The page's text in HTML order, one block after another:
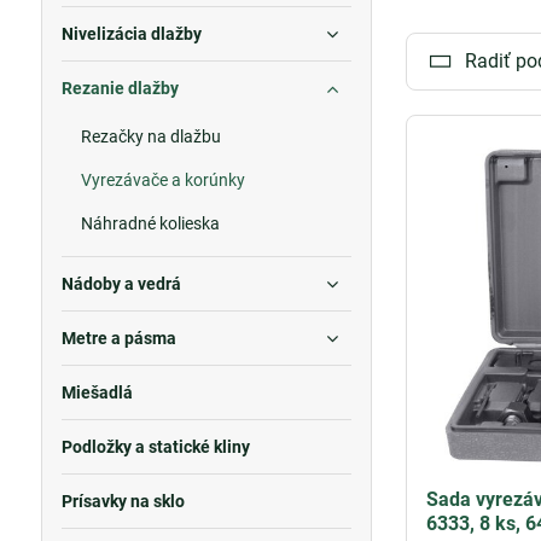
Okrem toho, v
prácach. Tieto
S našimi
ohľadu na to,
každom
Radiť
Sada
6333, 8 ks,
Nivelizácia dlažby
Rezanie dlažby
Rezačky na dlažbu
Vyrezávače a korúnky
Náhradné kolieska
Nádoby a vedrá
Metre a pásma
Miešadlá
Podložky a statické kliny
Prísavky na sklo